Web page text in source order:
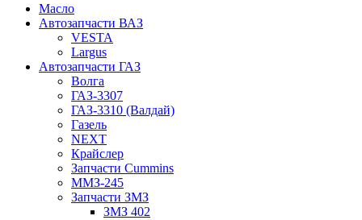
Масло
Автозапчасти ВАЗ
VESTA
Largus
Автозапчасти ГАЗ
Волга
ГАЗ-3307
ГАЗ-3310 (Валдай)
Газель
NEXT
Крайслер
Запчасти Cummins
ММЗ-245
Запчасти ЗМЗ
ЗМЗ 402